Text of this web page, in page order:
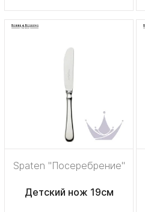
Spaten "Посеребрение"
Детский нож 19см